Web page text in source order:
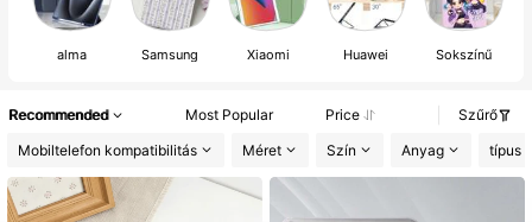
alma Samsung Xiaomi Huawei Sokszínű
Recommended Most Popular Price
Szűrő
Mobiltelefon kompatibilitás
Méret Szín Anyag típus